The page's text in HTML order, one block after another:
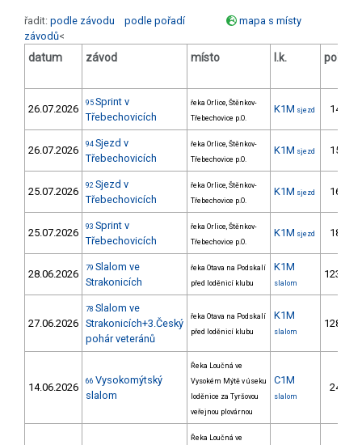
řadit: podle závodu podle pořadí
mapa s místy
závodů<
datum závod místo l.k. poř.
26.07.2026 95 Sprint v
Třebechovicích
řeka Orlice, Štěnkov-
Třebechovice p.O.
K1M sjezd 14.
26.07.2026 94 Sjezd v
Třebechovicích
řeka Orlice, Štěnkov-
Třebechovice p.O.
K1M sjezd 15.
25.07.2026 92 Sjezd v
Třebechovicích
řeka Orlice, Štěnkov-
Třebechovice p.O.
K1M sjezd 16.
25.07.2026 93 Sprint v
Třebechovicích
řeka Orlice, Štěnkov-
Třebechovice p.O.
K1M sjezd 18.
28.06.2026 79 Slalom ve
Strakonicích
řeka Otava na Podskalí
před loděnicí klubu
K1M
slalom
123.
27.06.2026
78 Slalom ve
Strakonicích+3.Český
pohár veteránů
řeka Otava na Podskalí
před loděnicí klubu
K1M
slalom
128.
14.06.2026 66 Vysokomýtský
slalom
Řeka Loučná ve
Vysokém Mýtě v úseku
loděnice za Tyršovou
veřejnou plovárnou
C1M
slalom
24.
Řeka Loučná ve